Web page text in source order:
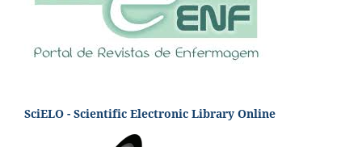
SciELO - Scientific Electronic Library Online